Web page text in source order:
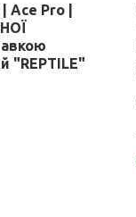
Ace Pro |
"REPTILE"